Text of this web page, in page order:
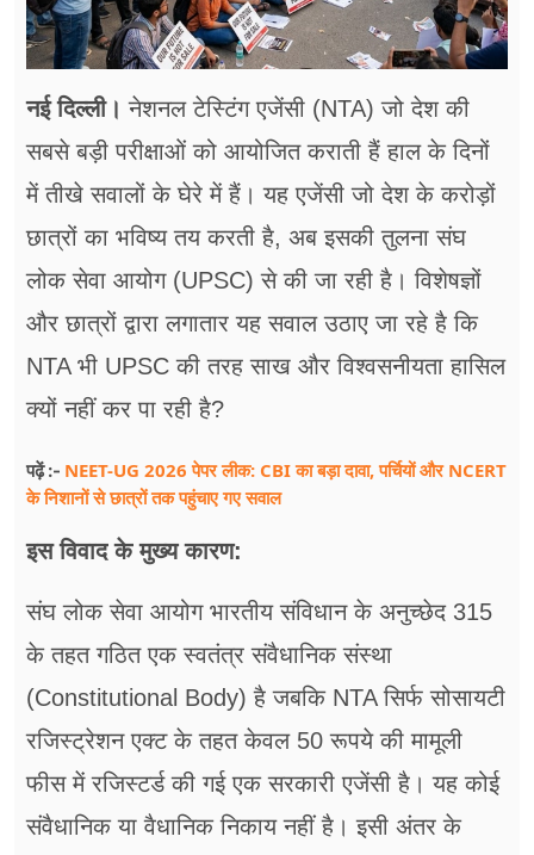
नई दिल्ली। नेशनल टेस्टिंग एजेंसी (NTA) जो देश की
सबसे बड़ी परीक्षाओं को आयोजित कराती हैं हाल के दिनों
में तीखे सवालों के घेरे में हैं। यह एजेंसी जो देश के करोड़ों
छात्रों का भविष्य तय करती है, अब इसकी तुलना संघ
लोक सेवा आयोग (UPSC) से की जा रही है। विशेषज्ञों
और छात्रों द्वारा लगातार यह सवाल उठाए जा रहे है कि
NTA भी UPSC की तरह साख और विश्वसनीयता हासिल
क्यों नहीं कर पा रही है?
पढ़ें :- NEET-UG 2026 पेपर लीक: CBI का बड़ा दावा, पर्चियों और NCERT
के निशानों से छात्रों तक पहुंचाए गए सवाल
इस विवाद के मुख्य कारण:
संघ लोक सेवा आयोग भारतीय संविधान के अनुच्छेद 315
के तहत गठित एक स्वतंत्र संवैधानिक संस्था
(Constitutional Body) है जबकि NTA सिर्फ सोसायटी
रजिस्ट्रेशन एक्ट के तहत केवल 50 रूपये की मामूली
फीस में रजिस्टर्ड की गई एक सरकारी एजेंसी है। यह कोई
संवैधानिक या वैधानिक निकाय नहीं है। इसी अंतर के